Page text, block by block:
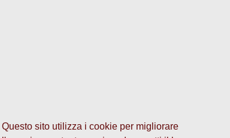
Questo sito utilizza i cookie per migliorare